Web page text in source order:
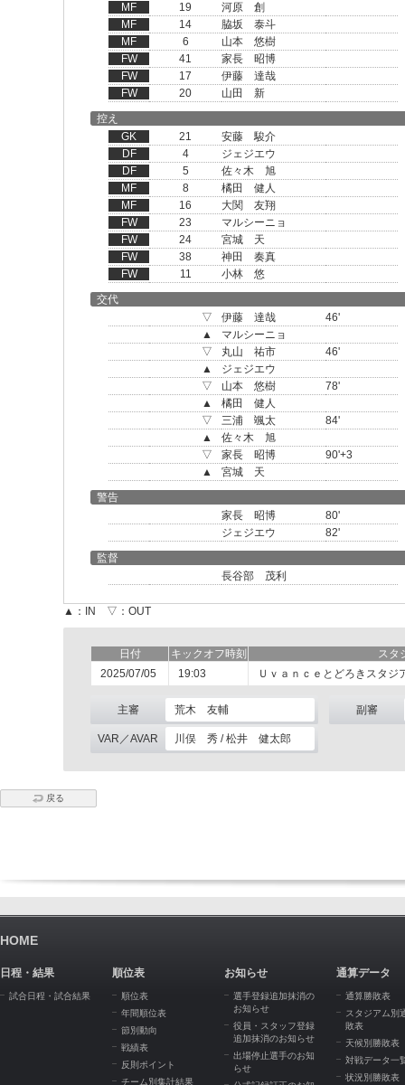
MF
19
河原 創
MF
14
脇坂 泰斗
MF
6
山本 悠樹
FW
41
家長 昭博
FW
17
伊藤 達哉
FW
20
山田 新
控え
GK
21
安藤 駿介
DF
4
ジェジエウ
DF
5
佐々木 旭
MF
8
橘田 健人
MF
16
大関 友翔
FW
23
マルシーニョ
FW
24
宮城 天
FW
38
神田 奏真
FW
11
小林 悠
交代
▽
伊藤 達哉
46'
▲
マルシーニョ
▽
丸山 祐市
46'
▲
ジェジエウ
▽
山本 悠樹
78'
▲
橘田 健人
▽
三浦 颯太
84'
▲
佐々木 旭
▽
家長 昭博
90'+3
▲
宮城 天
警告
家長 昭博
80'
ジェジエウ
82'
監督
長谷部 茂利
▲：IN ▽：OUT
日付 キックオフ時刻
スタ
2025/07/05
19:03 Ｕｖａｎｃｅとどろきスタ
主審 荒木 友輔 副審
VAR／AVAR 川俣 秀 / 松井 健太郎
戻る
HOME
日程・結果
試合日程・試合結果
順位表
順位表
年間順位表
節別動向
戦績表
反則ポイント
チーム別集計結果
お知らせ
選手登録追加抹消の
お知らせ
役員・スタッフ登録
追加抹消のお知らせ
出場停止選手のお知
らせ
通算データ
通算勝敗表
スタジアム別
敗表
天候別勝敗表
対戦データ一
状況別勝敗表